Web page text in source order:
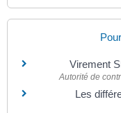
Virement
Autorité de
Les